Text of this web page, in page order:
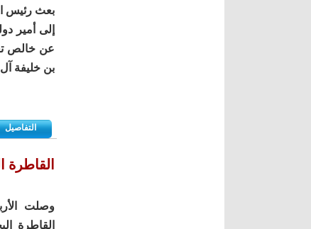
بعث رئيس
إلى أمير
عن خالص
بن خليفة آل
التفاصيل
القاطرة
وصلت